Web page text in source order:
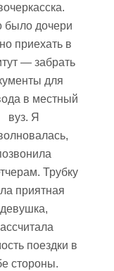
было дочери
приехать в
— забрать
для
в местный
вуз. Я
Трубку
приятная
девушка,
поездки в
стороны.